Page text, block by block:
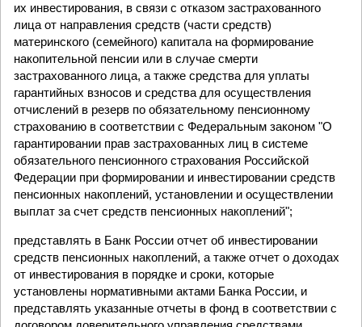
их инвестирования, в связи с отказом застрахованного
лица от направления средств (части средств)
материнского (семейного) капитала на формирование
накопительной пенсии или в случае смерти
застрахованного лица, а также средства для уплаты
гарантийных взносов и средства для осуществления
отчислений в резерв по обязательному пенсионному
страхованию в соответствии с Федеральным законом "О
гарантировании прав застрахованных лиц в системе
обязательного пенсионного страхования Российской
Федерации при формировании и инвестировании средств
пенсионных накоплений, установлении и осуществлении
выплат за счет средств пенсионных накоплений";
представлять в Банк России отчет об инвестировании
средств пенсионных накоплений, а также отчет о доходах
от инвестирования в порядке и сроки, которые
установлены нормативными актами Банка России, и
представлять указанные отчеты в фонд в соответствии с